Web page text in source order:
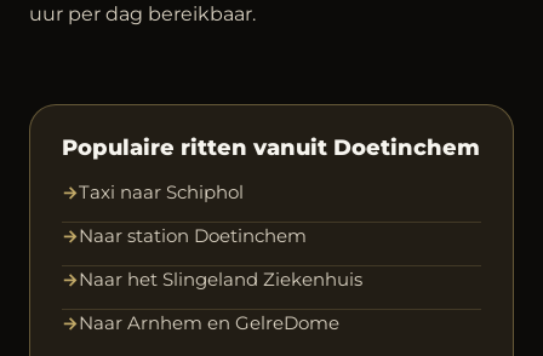
uur per dag bereikbaar.
Populaire ritten vanuit Doetinchem
→Taxi naar Schiphol
→Naar station Doetinchem
→Naar het Slingeland Ziekenhuis
→Naar Arnhem en GelreDome